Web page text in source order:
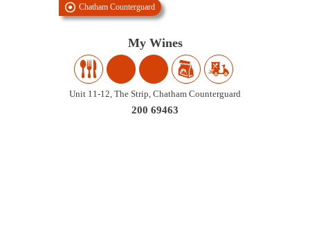
Chatham Counterguard
My Wines
Unit 11-12, The Strip, Chatham Counterguard
200 69463